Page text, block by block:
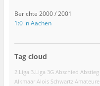
Berichte 2000 / 2001
1:0 in Aachen
Tag cloud
2.Liga 3.Liga 3G Abschied Abstieg
Alkmaar Alois Schwartz Amateure